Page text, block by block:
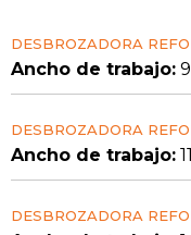
DESBROZADORA
Ancho de trabajo:
DESBROZADORA
Ancho de trabajo:
DESBROZADORA